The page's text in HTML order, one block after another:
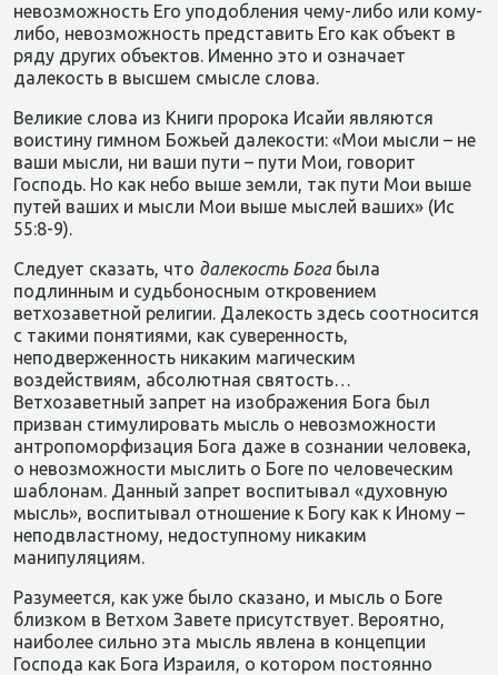
невозможность Его уподобления чему-либо или кому-
либо, невозможность представить Его как объект в
ряду других объектов. Именно это и означает
далекость в высшем смысле слова.
Великие слова из Книги пророка Исайи являются
воистину гимном Божьей далекости: «Мои мысли – не
ваши мысли, ни ваши пути – пути Мои, говорит
Господь. Но как небо выше земли, так пути Мои выше
путей ваших и мысли Мои выше мыслей ваших» (Ис
55:8-9).
Следует сказать, что далекость Богабыла
подлинным и судьбоносным откровением
ветхозаветной религии. Далекость здесь соотносится
с такими понятиями, как суверенность,
неподверженность никаким магическим
воздействиям, абсолютная святость…
Ветхозаветный запрет на изображения Бога был
призван стимулировать мысль о невозможности
антропоморфизация Бога даже в сознании человека,
о невозможности мыслить о Боге по человеческим
шаблонам. Данный запрет воспитывал «духовную
мысль», воспитывал отношение к Богу как к Иному –
неподвластному, недоступному никаким
манипуляциям.
Разумеется, как уже было сказано, и мысль о Боге
близком в Ветхом Завете присутствует. Вероятно,
наиболее сильно эта мысль явлена в концепции
Господа как Бога Израиля, о котором постоянно